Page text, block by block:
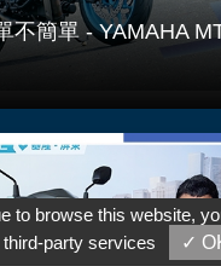
不簡單 - YAMAHA
to browse this website,
third-party services
✓